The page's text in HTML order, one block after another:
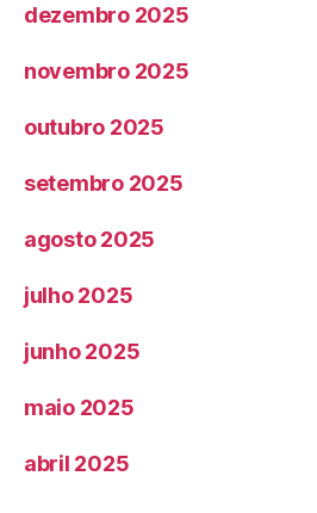
dezembro 2025
novembro 2025
outubro 2025
setembro 2025
agosto 2025
julho 2025
junho 2025
maio 2025
abril 2025